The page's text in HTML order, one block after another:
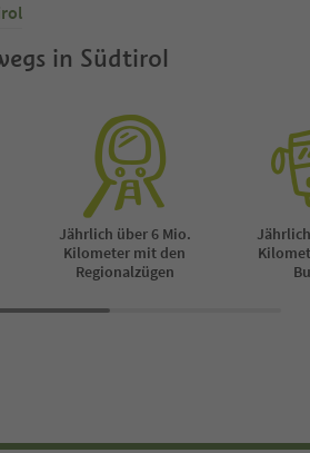
hkeit in der
eich Stollen
• Exkursion durch die
dlung
• Abstieg zurück zum
hr an der
eit: ca. 5 h (hin &
nterschied: ca. 750 m
in Südtirol
Jährlich über 6 Mio.
Kilometer mit den
Regionalzügen